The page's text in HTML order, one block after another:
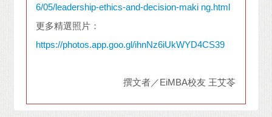
6/05/leadership-ethics-and-decision-maki ng.html
更多精選照片：
https://photos.app.goo.gl/ihnNz6iUkWYD4CS39
撰文者／EiMBA校友 王艾苓